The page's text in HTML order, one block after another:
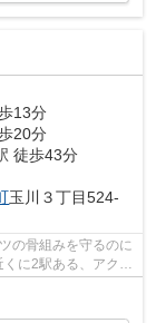
13分
20分
徒歩43分
玉川３丁目524-
の骨組みを守るのに
に2駅ある、アクセ